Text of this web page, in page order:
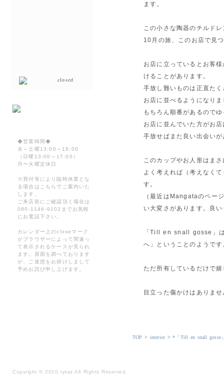
ます。
この小さな陶器のチルド
10月の旅、このお店で見
お店に立っているとお客
けることがあります。
手放し難いものは正直た
お店に並べるようになり
もちろん順番があるので
お店に並んでいた方がお
手放せばまた良い出会い
このカップやお人形はま
よく考えれば（考えなく
す。
（最近はMangataのペー
い大変さがあります。良
「Till en snall gosse」は
へ」ということのようです
ただ所有しているだけで
目立った傷かけはありま
TOP > interior>*「Till en snall gosse
closed
◆営業時間◆
水～土曜13:00～18:00
（日曜13:00～17:00）
月〜火曜定休日
※買付等により臨時休業とな
る場合はこちらでご案内いた
します。
ご来店前にご確認頂く場合は
080-1146-9102までお気軽
にお電話下さい。
カレンダー上のcloseマーク
がブラウザーによって間違っ
て表示されるケースが見られ
ます。原因を調べております
が、ご迷惑をお掛けしまして
予めお詫び申し上げます。
Copyright© 2010 rytas All Rights Reserved.